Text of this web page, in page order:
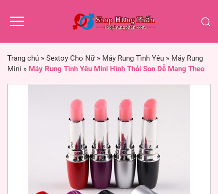
Trang chủ » Sextoy Cho Nữ» Máy Rung Tình Yêu » Máy Rung
Mini » Máy Rung Tình Yêu Mini Hình Thỏi Son Dễ Mang Theo